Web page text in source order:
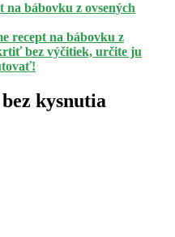
na bábovku z ovsených
recept na bábovku z
bez výčitiek, určite ju
kysnutia